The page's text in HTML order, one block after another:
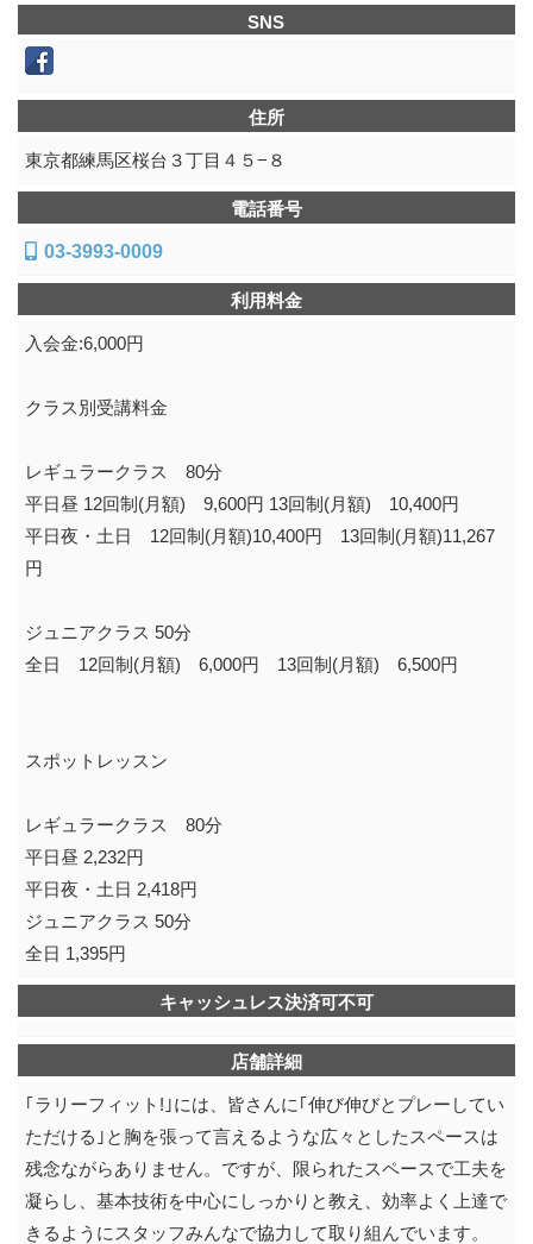
SNS
住所
東京都練馬区桜台３丁目４５−８
電話番号
03-3993-0009
利用料金
入会金:6,000円
クラス別受講料金
レギュラークラス 80分
平日昼 12回制(月額) 9,600円 13回制(月額) 10,400円
平日夜・土日 12回制(月額)10,400円 13回制(月額)11,267
円
ジュニアクラス 50分
全日 12回制(月額) 6,000円 13回制(月額) 6,500円
スポットレッスン
レギュラークラス 80分
平日昼 2,232円
平日夜・土日 2,418円
ジュニアクラス 50分
全日 1,395円
キャッシュレス決済可不可
店舗詳細
｢ラリーフィット!｣には、皆さんに｢伸び伸びとプレーしてい
ただける｣と胸を張って言えるような広々としたスペースは
残念ながらありません。ですが、限られたスペースで工夫を
凝らし、基本技術を中心にしっかりと教え、効率よく上達で
きるようにスタッフみんなで協力して取り組んでいます。